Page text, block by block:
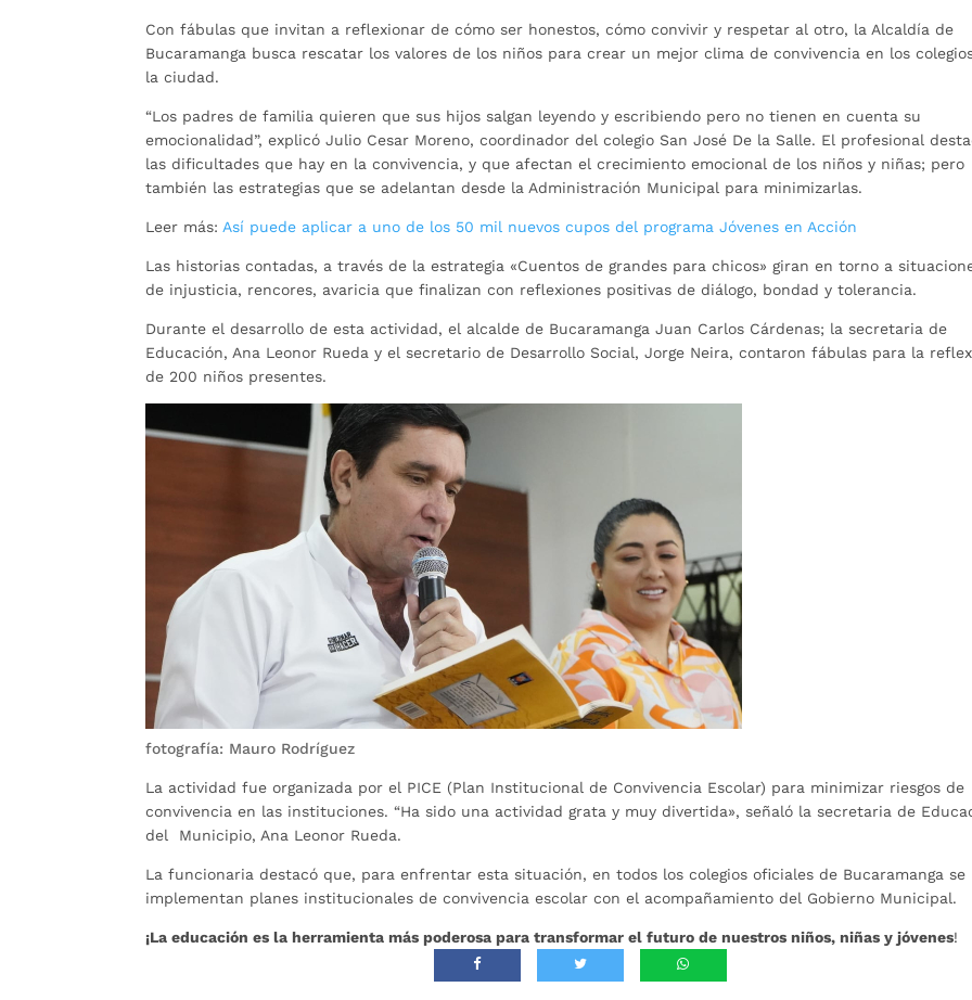
Con fábulas que invitan a reflexionar de cómo ser honestos, cómo convivir y respetar al otro, la Alcaldía de
Bucaramanga busca rescatar los valores de los niños para crear un mejor clima de convivencia en los
la ciudad.
“Los padres de familia quieren que sus hijos salgan leyendo y escribiendo pero no tienen en cuenta su
emocionalidad”, explicó Julio Cesar Moreno, coordinador del colegio San José De la Salle. El profesional
las dificultades que hay en la convivencia, y que afectan el crecimiento emocional de los niños y niñas; pero
también las estrategias que se adelantan desde la Administración Municipal para minimizarlas.
Leer más: Así puede aplicar a uno de los 50 mil nuevos cupos del programa Jóvenes en Acción
Las historias contadas, a través de la estrategia «Cuentos de grandes para chicos» giran en torno a
de injusticia, rencores, avaricia que finalizan con reflexiones positivas de diálogo, bondad y tolerancia.
Durante el desarrollo de esta actividad, el alcalde de Bucaramanga Juan Carlos Cárdenas; la secretaria de
Educación, Ana Leonor Rueda y el secretario de Desarrollo Social, Jorge Neira, contaron fábulas para la
de 200 niños presentes.
fotografía: Mauro Rodríguez
La actividad fue organizada por el PICE (Plan Institucional de Convivencia Escolar) para minimizar riesgos de
convivencia en las instituciones. “Ha sido una actividad grata y muy divertida», señaló la secretaria de
del Municipio, Ana Leonor Rueda.
La funcionaria destacó que, para enfrentar esta situación, en todos los colegios oficiales de Bucaramanga se
implementan planes institucionales de convivencia escolar con el acompañamiento del Gobierno Municipal.
¡La educación es la herramienta más poderosa para transformar el futuro de nuestros niños, niñas y jóvenes!